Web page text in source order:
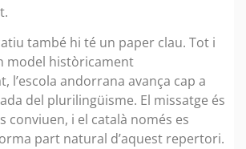
també hi té un paper clau. Tot i
model històricament
l’escola andorrana avança cap a
del plurilingüisme. El missatge és
conviuen, i el català només es
part natural d’aquest repertori.